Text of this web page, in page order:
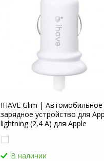
IHAVE Glim | Автомобильное
зарядное устройство для
lightning (2,4 А) для Apple
В наличии